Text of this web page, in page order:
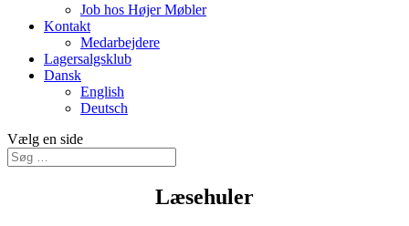
Job hos Højer Møbler
Kontakt
Medarbejdere
Lagersalgsklub
Dansk
English
Deutsch
Vælg en side
Læsehuler